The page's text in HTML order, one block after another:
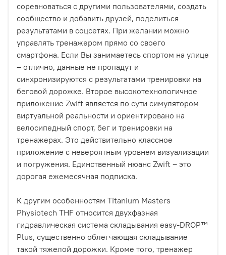
соревноваться с другими пользователями, создать
сообщество и добавить друзей, поделиться
результатами в соцсетях. При желании можно
управлять тренажером прямо со своего
смартфона. Если Вы занимаетесь спортом на улице
– отлично, данные не пропадут и
синхронизируются с результатами тренировки на
беговой дорожке. Второе высокотехнологичное
приложение Zwift является по сути симулятором
виртуальной реальности и ориентировано на
велосипедный спорт, бег и тренировки на
тренажерах. Это действительно классное
приложение с невероятным уровнем визуализации
и погружения. Единственный нюанс Zwift – это
дорогая ежемесячная подписка.
К другим особенностям Titanium Masters
Physiotech THF относится двухфазная
гидравлическая система складывания easy-DROP™
Plus, существенно облегчающая складывание
такой тяжелой дорожки. Кроме того, тренажер